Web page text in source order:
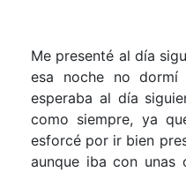
Me presenté al día
esa noche no
esperaba al día
como siempre, ya
esforcé por ir bien
aunque iba con unas